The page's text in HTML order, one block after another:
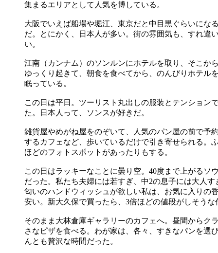
集まるエリアとして人気を博している。
大阪でいえば船場や堀江、東京だと中目黒ぐらいにな
だ。とにかく、日本人が多い。街の雰囲気も、すれ違
い。
江南（カンナム）のソンルンにホテルを取り、そこか
ゆっくり起きて、朝食を食べてから、のんびりホテル
眠っている。
この日は平日。ツーリスト丸出しの服装とテンション
た。日本人って、ソンスが好きだ。
雑貨屋やめがね屋をのぞいて、人気のパン屋の前で予
するカフェなど、歩いているだけで引き寄せられる。
ほどのフォトスポットがあったりもする。
この日はラッキーなことに曇り空。40度まで上がるソ
だった。私たち夫婦には若すぎ、中2の息子には大人
匂いのハンドウィッシュが欲しい私は、お気に入りの
安い。新大久保で買ったら、3倍ほどの値段がしそうな
そのまま大林倉庫ギャラリーのカフェへ。昼間からク
さなピザを食べる。わが家は、各々、すきなパンを選
んとも贅沢な時間だった。